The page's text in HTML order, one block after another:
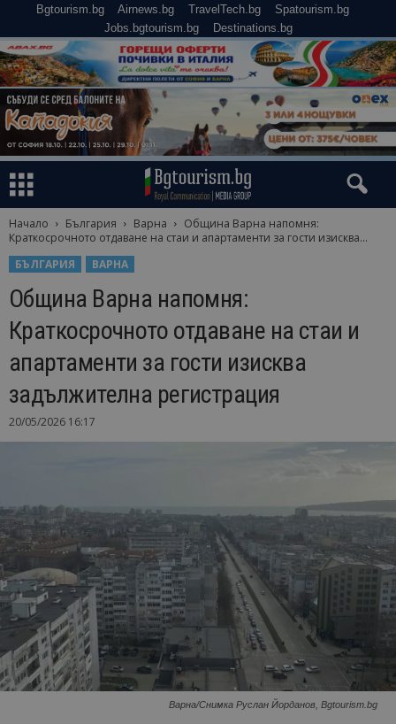
Bgtourism.bg Airnews.bg TravelTech.bg
Spatourism.bg
Jobs.bgtourism.bg
Destinations.bg
Начало България Варна
Община Варна напомня:
Краткосрочното отдаване на стаи и апартаменти за гости изисква...
БЪЛГАРИЯ
ВАРНА
Община Варна напомня:
Краткосрочното отдаване на стаи и
апартаменти за гости изисква
задължителна регистрация
20/05/2026 16:17
Варна/Снимка Руслан Йорданов, Bgtourism.bg